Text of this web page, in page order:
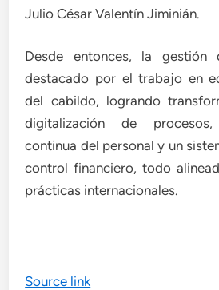
Julio César Valentín Jiminián.
Desde entonces, la
destacado por el trabajo en
del cabildo, logrando
digitalización de
continua del personal y un
control financiero, todo
prácticas internacionales.
Source link